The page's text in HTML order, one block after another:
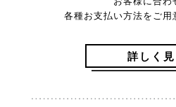
各種お支払い方法をご用
詳しく見